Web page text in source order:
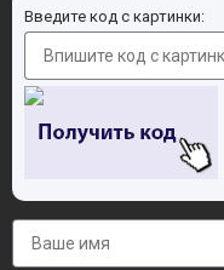
Введите код с картинки: